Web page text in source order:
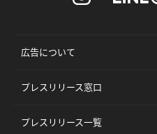
広告について
プレスリリース窓口
プレスリリース一覧